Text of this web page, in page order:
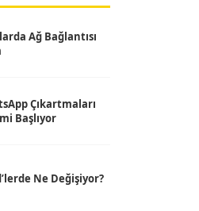
Ağ Bağlantısı
Çıkartmaları
Başlıyor
Ne Değişiyor?